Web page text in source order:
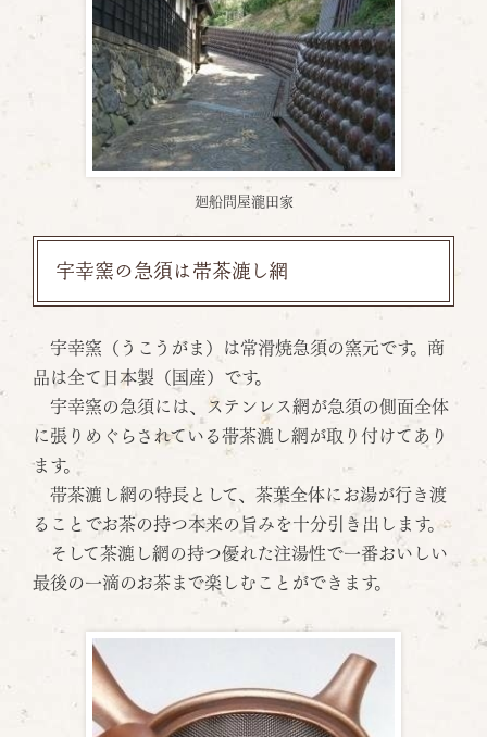
廻船問屋瀧田家
宇幸窯の急須は帯茶漉し網
宇幸窯（うこうがま）は常滑焼急須の窯元です。商
品は全て日本製（国産）です。
宇幸窯の急須には、ステンレス網が急須の側面全体
に張りめぐらされている帯茶漉し網が取り付けてあり
ます。
帯茶漉し網の特長として、茶葉全体にお湯が行き渡
ることでお茶の持つ本来の旨みを十分引き出します。
そして茶漉し網の持つ優れた注湯性で一番おいしい
最後の一滴のお茶まで楽しむことができます。